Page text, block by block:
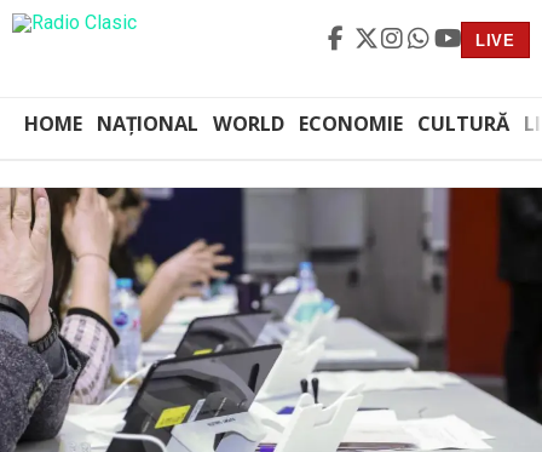
LIVE
HOME NAȚIONAL WORLD ECONOMIE CULTURĂ